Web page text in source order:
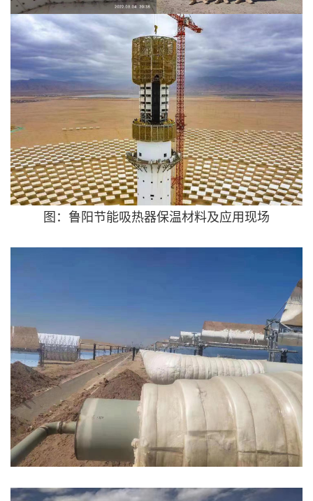
图：鲁阳节能吸热器保温材料及应用现场